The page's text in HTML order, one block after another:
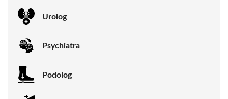
Urolog
Psychiatra
Podolog